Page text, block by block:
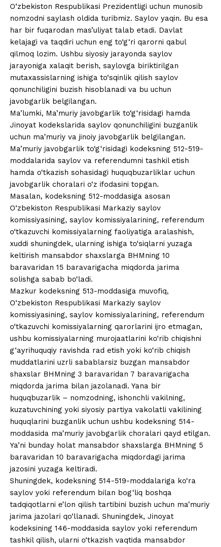
O‘zbekiston Respublikasi Prezidentligi uchun munosib
nomzodni saylash oldida turibmiz. Saylov yaqin. Bu esa
har bir fuqarodan mas’uliyat talab etadi. Davlat
kelajagi va taqdiri uchun eng to‘g‘ri qarorni qabul
qilmoq lozim. Ushbu siyosiy jarayonda saylov
jarayoniga xalaqit berish, saylovga biriktirilgan
mutaxassislarning ishiga to‘sqinlik qilish saylov
qonunchiligini buzish hisoblanadi va bu uchun
javobgarlik belgilangan.
Ma’lumki, Ma’muriy javobgarlik to‘g‘risidagi hamda
Jinoyat kodekslarida saylov qonunchiligini buzganlik
uchun ma’muriy va jinoiy javobgarlik belgilangan.
Ma’muriy javobgarlik to‘g‘risidagi kodeksning 512-519-
moddalarida saylov va referendumni tashkil etish
hamda o‘tkazish sohasidagi huquqbuzarliklar uchun
javobgarlik choralari o‘z ifodasini topgan.
Masalan, kodeksning 512-moddasiga asosan
O‘zbekiston Respublikasi Markaziy saylov
komissiyasining, saylov komissiyalarining, referendum
o‘tkazuvchi komissiyalarning faoliyatiga aralashish,
xuddi shuningdek, ularning ishiga to‘siqlarni yuzaga
keltirish mansabdor shaxslarga BHMning 10
baravaridan 15 baravarigacha miqdorda jarima
solishga sabab bo‘ladi.
Mazkur kodeksning 513-moddasiga muvofiq,
O‘zbekiston Respublikasi Markaziy saylov
komissiyasining, saylov komissiyalarining, referendum
o‘tkazuvchi komissiyalarning qarorlarini ijro etmagan,
ushbu komissiyalarning murojaatlarini ko‘rib chiqishni
g‘ayrihuquqiy ravishda rad etish yoki ko‘rib chiqish
muddatlarini uzrli sabablarsiz buzgan mansabdor
shaxslar BHMning 3 baravaridan 7 baravarigacha
miqdorda jarima bilan jazolanadi. Yana bir
huquqbuzarlik – nomzodning, ishonchli vakilning,
kuzatuvchining yoki siyosiy partiya vakolatli vakilining
huquqlarini buzganlik uchun ushbu kodeksning 514-
moddasida ma’muriy javobgarlik choralari qayd etilgan.
Ya’ni bunday holat mansabdor shaxslarga BHMning 5
baravaridan 10 baravarigacha miqdordagi jarima
jazosini yuzaga keltiradi.
Shuningdek, kodeksning 514-519-moddalariga ko‘ra
saylov yoki referendum bilan bog‘liq boshqa
tadqiqotlarni e’lon qilish tartibini buzish uchun ma’muriy
jarima jazolari qo‘llanadi. Shuningdek, Jinoyat
kodeksining 146-moddasida saylov yoki referendum
tashkil qilish, ularni o‘tkazish vaqtida mansabdor